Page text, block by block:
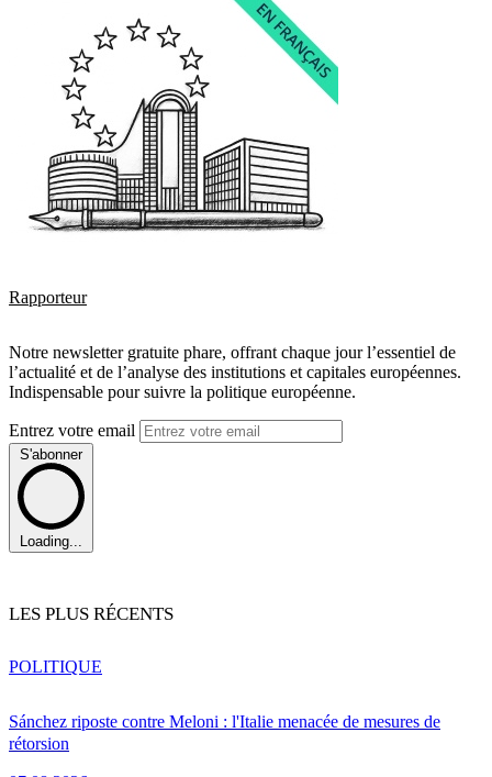
Rapporteur
Notre newsletter gratuite phare, offrant chaque jour l’essentiel de
l’actualité et de l’analyse des institutions et capitales européennes.
Indispensable pour suivre la politique européenne.
Entrez votre email
S'abonner
Loading...
LES PLUS RÉCENTS
Sánchez riposte contre Meloni : l'Italie menacée de mesures de
rétorsion
POLITIQUE